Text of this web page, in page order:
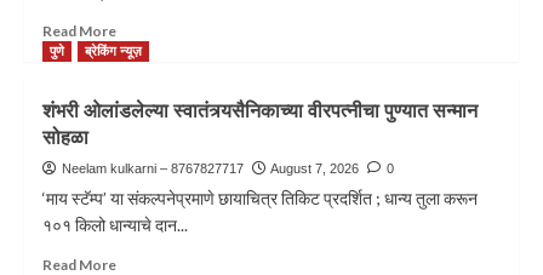
Read More
पुणे ब्रेकिंग न्यूज़
शंभरी ओलांडलेल्या स्वातंत्र्यसैनिकाच्या वीरपत्नीचा पुण्यात सन्मान
सोहळा
Neelam kulkarni – 8767827717 August 7, 2026 0
‘माय स्टॅम्प’ या संकल्पनेप्रमाणे छायाचित्र तिकिट प्रदर्शित ; धान्य तुला करून
१०१ किलो धान्याचे दान...
Read More